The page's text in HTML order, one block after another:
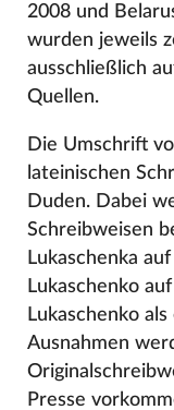
2008 und
wurden jeweils
ausschließlich
Quellen.
Die Umschrift
lateinischen
Duden. Dabei
Schreibweisen
Lukaschenka
Lukaschenko
Lukaschenko
Ausnahmen
Presse